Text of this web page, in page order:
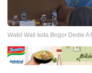
Wakil Wali kota Bogor Dedie A